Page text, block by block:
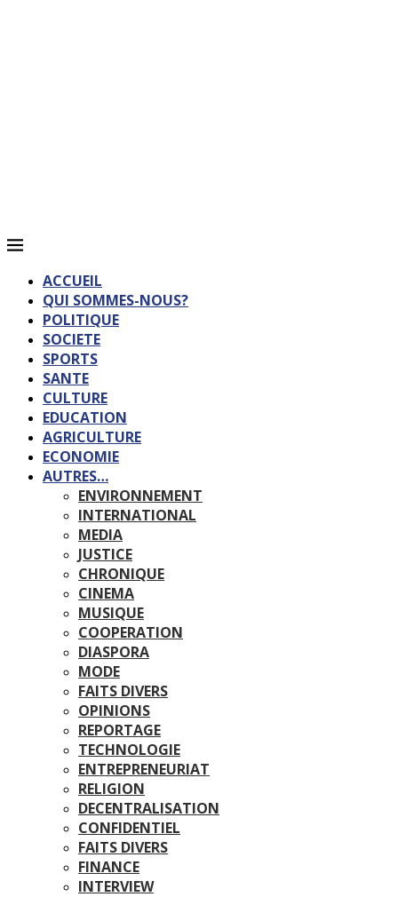
ACCUEIL
QUI SOMMES-NOUS?
POLITIQUE
SOCIETE
SPORTS
SANTE
CULTURE
EDUCATION
AGRICULTURE
ECONOMIE
AUTRES…
ENVIRONNEMENT
INTERNATIONAL
MEDIA
JUSTICE
CHRONIQUE
CINEMA
MUSIQUE
COOPERATION
DIASPORA
MODE
FAITS DIVERS
OPINIONS
REPORTAGE
TECHNOLOGIE
ENTREPRENEURIAT
RELIGION
DECENTRALISATION
CONFIDENTIEL
FAITS DIVERS
FINANCE
INTERVIEW